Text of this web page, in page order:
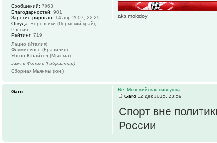
aka molodoy
Сообщений: 7063
Благодарностей: 901
Зарегистрирован: 14 апр 2007, 22:25
Откуда: Березники (Пермский край),
Россия
Рейтинг: 719
Лацио (Италия)
Флуминенсе (Бразилия)
Янгон Юнайтед (Мьянма)
зам. в Феникс (Гибралтар)
Сборная Мьянмы (юн.)
Re: Мьянмийская пивнушка
Garo 12 дек 2015, 23:59
Спорт вне
России
Garo